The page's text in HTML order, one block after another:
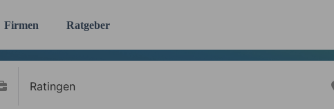
Firmen Ratgeber